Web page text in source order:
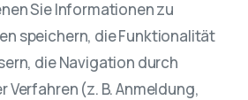
Sie Informationen zu
speichern, die Funktionalität
die Navigation durch
(z. B. Anmeldung,